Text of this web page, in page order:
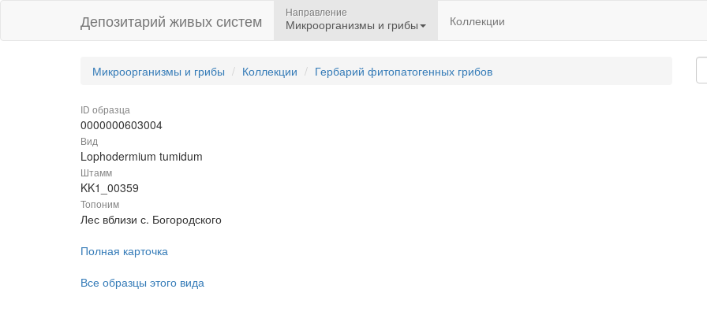
Депозитарий живых систем Направление
Микроорганизмы и грибы Коллекции
Микроорганизмы и грибы Коллекции Гербарий фитопатогенных грибов
ID образца
0000000603004
Вид
Lophodermium tumidum
Штамм
KK1_00359
Топоним
Лес вблизи с. Богородского
Полная карточка
Все образцы этого вида